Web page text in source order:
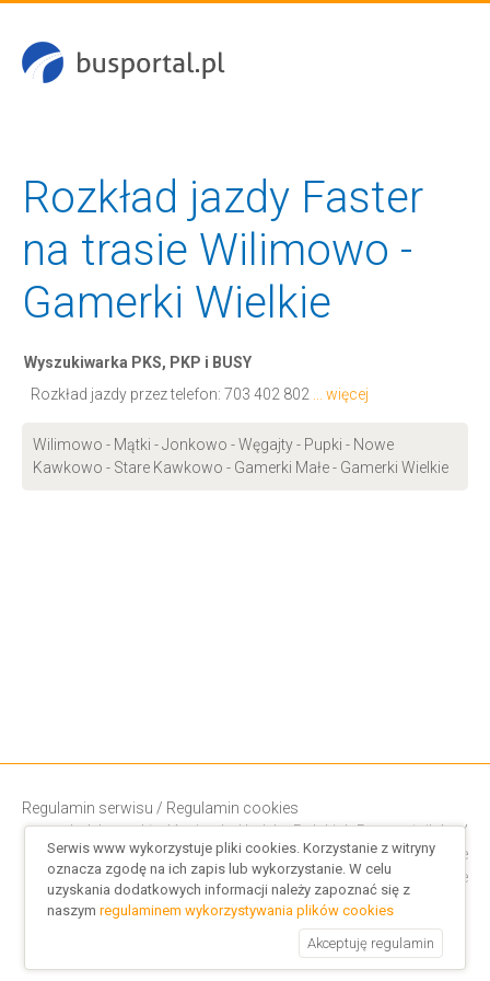
Rozkład jazdy Faster
na trasie Wilimowo -
Gamerki Wielkie
Wyszukiwarka PKS, PKP i BUSY
Rozkład jazdy przez telefon: 703 402 802 ... więcej
Wilimowo - Mątki - Jonkowo - Węgajty - Pupki - Nowe
Kawkowo - Stare Kawkowo - Gamerki Małe - Gamerki Wielkie
Regulamin serwisu / Regulamin cookies
Indeks rozkładów jazdy/Indeks Polskich Przewoźników/
Rozkłady PKP/Busy Międzynarodowe
Przejazdy adres-adres po Polsce
Serwis www wykorzystuje pliki cookies. Korzystanie z witryny
oznacza zgodę na ich zapis lub wykorzystanie. W celu
uzyskania dodatkowych informacji należy zapoznać się z
naszymregulaminem wykorzystywania plików cookies
Akceptuję regulamin